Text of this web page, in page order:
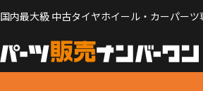
国内最大級 中古タイヤホイール・カーパーツ